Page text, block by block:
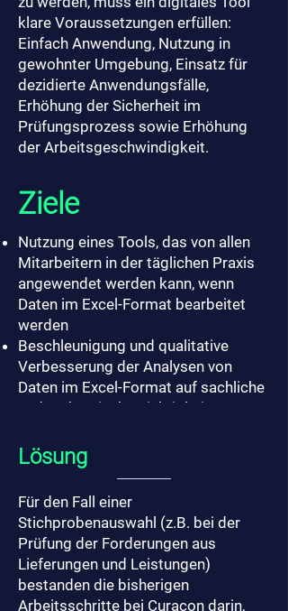
klare Voraussetzungen erfüllen:
Einfach Anwendung, Nutzung in
gewohnter Umgebung, Einsatz für
dezidierte Anwendungsfälle,
Erhöhung der Sicherheit im
Prüfungsprozess sowie Erhöhung
der Arbeitsgeschwindigkeit.
Ziele
Nutzung eines Tools, das von allen
Mitarbeitern in der täglichen Praxis
angewendet werden kann, wenn
Daten im Excel-Format bearbeitet
werden
Beschleunigung und qualitative
Verbesserung der Analysen von
Daten im Excel-Format auf sachliche
und rechnerische Richtigkeit
Vorgehen sowie klare
Dokumentation der Ergebnisse beim
Ziehen von Stichproben
Lösung
Für den Fall einer
Stichprobenauswahl (z.B. bei der
Prüfung der Forderungen aus
Lieferungen und Leistungen)
bestanden die bisherigen
Arbeitsschritte bei Curacon darin,